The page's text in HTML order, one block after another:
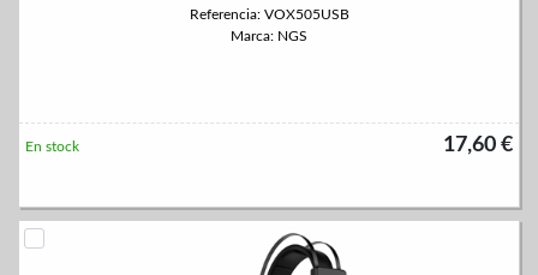
Referencia: VOX505USB
Marca: NGS
17,60 €
En stock